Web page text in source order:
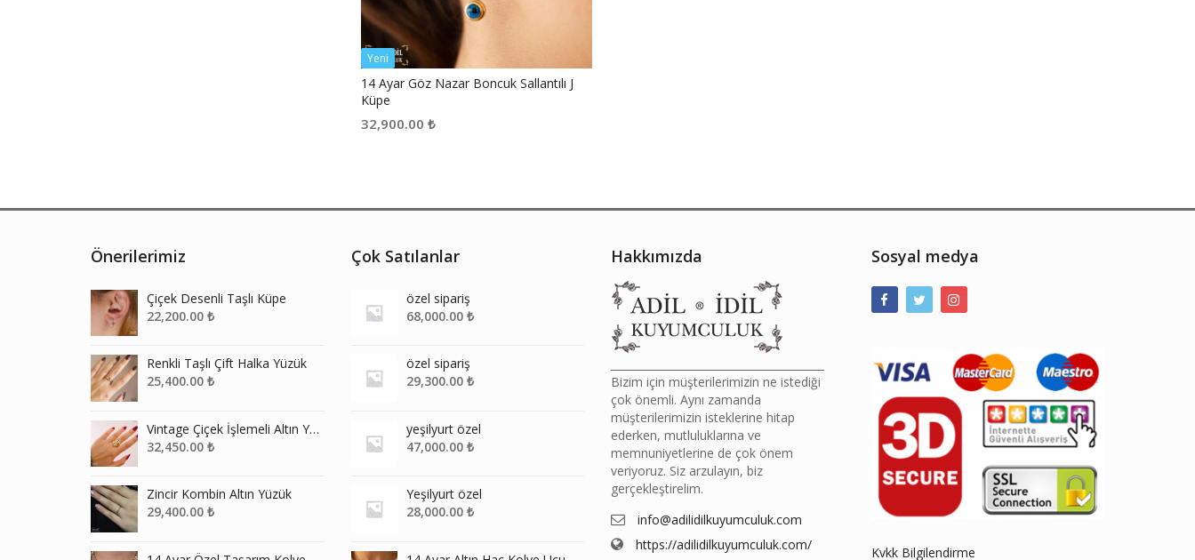
Yeni
14 Ayar Göz Nazar Boncuk Sallantılı J
Küpe
32,900.00 ₺
Önerilerimiz
Çiçek Desenli Taşlı Küpe
22,200.00 ₺
Renkli Taşlı Çift Halka Yüzük
25,400.00 ₺
Vintage Çiçek İşlemeli Altın Yüzük
32,450.00 ₺
Zincir Kombin Altın Yüzük
29,400.00 ₺
Çok Satılanlar
özel sipariş
68,000.00 ₺
özel sipariş
29,300.00 ₺
yeşilyurt özel
47,000.00 ₺
Yeşilyurt özel
28,000.00 ₺
Hakkımızda
Bizim için müşterilerimizin ne istediği
çok önemli. Aynı zamanda
müşterilerimizin isteklerine hitap
ederken, mutluluklarına ve
memnuniyetlerine de çok önem
veriyoruz. Siz arzulayın, biz
gerçekleştirelim.
info@adilidilkuyumculuk.com
https://adilidilkuyumculuk.com/
Sosyal medya
Kvkk Bilgilendirme